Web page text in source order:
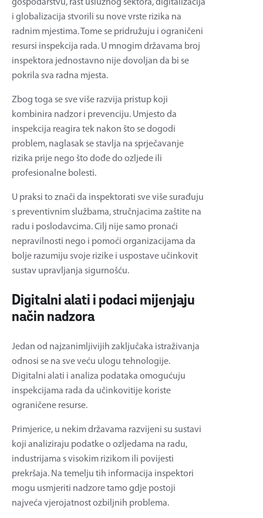
gospodarstvu, rast uslužnog sektora, digitalizacija
i globalizacija stvorili su nove vrste rizika na
radnim mjestima. Tome se pridružuju i ograničeni
resursi inspekcija rada. U mnogim državama broj
inspektora jednostavno nije dovoljan da bi se
pokrila sva radna mjesta.
Zbog toga se sve više razvija pristup koji
kombinira nadzor i prevenciju. Umjesto da
inspekcija reagira tek nakon što se dogodi
problem, naglasak se stavlja na sprječavanje
rizika prije nego što dođe do ozljede ili
profesionalne bolesti.
U praksi to znači da inspektorati sve više surađuju
s preventivnim službama, stručnjacima zaštite na
radu i poslodavcima. Cilj nije samo pronaći
nepravilnosti nego i pomoći organizacijama da
bolje razumiju svoje rizike i uspostave učinkovit
sustav upravljanja sigurnošću.
Digitalni alati i podaci mijenjaju
način nadzora
Jedan od najzanimljivijih zaključaka istraživanja
odnosi se na sve veću ulogu tehnologije.
Digitalni alati i analiza podataka omogućuju
inspekcijama rada da učinkovitije koriste
ograničene resurse.
Primjerice, u nekim državama razvijeni su sustavi
koji analiziraju podatke o ozljedama na radu,
industrijama s visokim rizikom ili povijesti
prekršaja. Na temelju tih informacija inspektori
mogu usmjeriti nadzore tamo gdje postoji
najveća vjerojatnost ozbiljnih problema.